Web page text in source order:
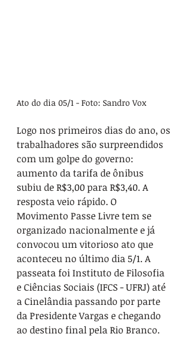
Ato do dia 05/1 - Foto: Sandro Vox
Logo nos primeiros dias do ano, os
trabalhadores são surpreendidos
com um golpe do governo:
aumento da tarifa de ônibus
subiu de R$3,00 para R$3,40. A
resposta veio rápido. O
Movimento Passe Livre tem se
organizado nacionalmente e já
convocou um vitorioso ato que
aconteceu no último dia 5/1. A
passeata foi Instituto de Filosofia
e Ciências Sociais (IFCS - UFRJ) até
a Cinelândia passando por parte
da Presidente Vargas e chegando
ao destino final pela Rio Branco.